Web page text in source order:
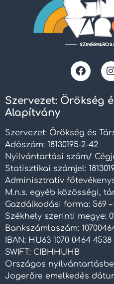
Szervezet: Örökség
Alapítvány
Szervezet: Örökség és
Adószám: 18130195-2-42
Nyilvántartási szám/
Statisztikai számjel:
Adminisztratív
M.n.s. egyéb közösségi,
Gazdálkodási forma: 569
Székhely szerinti megye:
Bankszámlaszám:
IBAN: HU63 1070 0464 4538
SWIFT: CIBHHUHB
Országos
Jogerőre emelkedés